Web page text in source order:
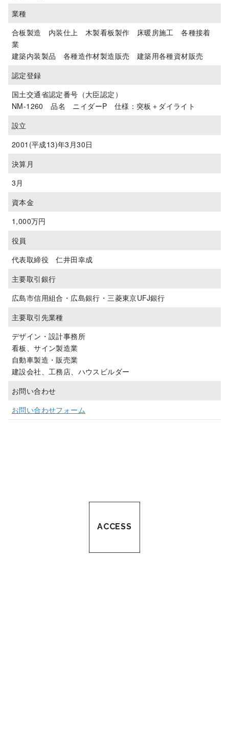
業種
合板製造 内装仕上 木製看板製作 床暖房施工 各種接着
業
建築内装製品 各種造作材製造販売 建築用各種資材販売
認定登録
国土交通省認定番号（大臣認定）
NM-1260 品名 ニイダーP 仕様：突板＋ダイライト
設立
2001(平成13)年3月30日
決算月
3月
資本金
1,000万円
役員
代表取締役 仁井田幸成
主要取引銀行
広島市信用組合・広島銀行・三菱東京UFJ銀行
主要取引先業種
デザイン・設計事務所
看板、サイン製造業
自動車製造・販売業
建設会社、工務店、ハウスビルダー
お問い合わせ
お問い合わせフォーム
ACCESS